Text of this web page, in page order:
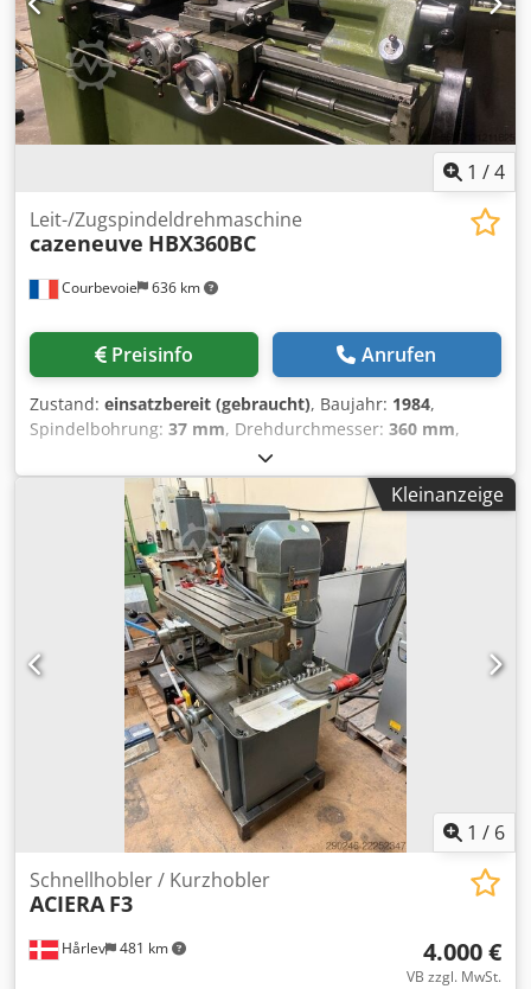
1 /4
Courbevoie 636 km
Leit-/Zugspindeldrehmaschine
cazeneuve HBX360BC
Preisinfo Anrufen
Zustand: einsatzbereit (gebraucht), Baujahr: 1984,
Spindelbohrung: 37 mm, Drehdurchmesser: 360 mm,
, Spindeldrehzahl (max.):
U/min, Visue Newall 2 Achsen Kapazität: 750x360 mm
Spindelbohrung: 37 mm Spindeldrehzahl mit Variator,
max. 3000 U/min Credpfjyimzvjx Amuof
Kleinanzeige
1 / 6
Hårlev 481 km
Schnellhobler / Kurzhobler
ACIERA F3
4.000 €
VB zzgl. MwSt.